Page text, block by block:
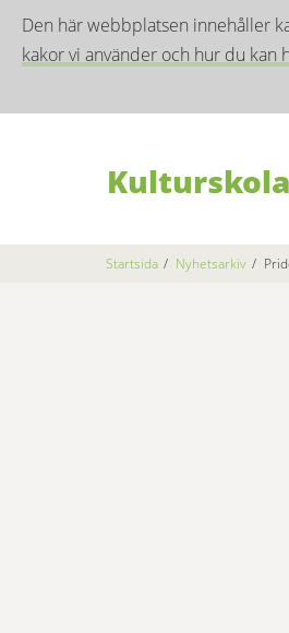
Den här webbplatsen innehåller
kakor vi använder och hur du kan
Startsida / Nyhetsarkiv /